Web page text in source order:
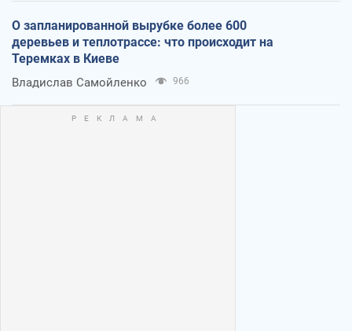
О запланированной вырубке более 600
деревьев и теплотрассе: что происходит на
Теремках в Киеве
Владислав Самойленко 966